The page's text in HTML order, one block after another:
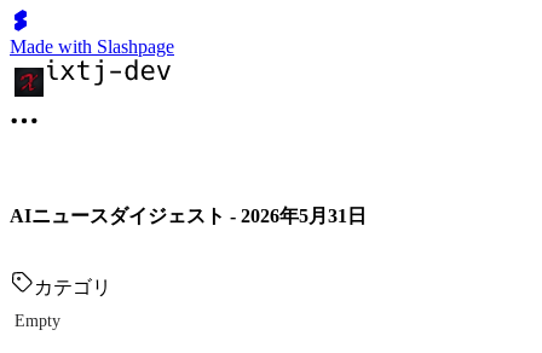
Made with Slashpage
AIニュースダイジェスト - 2026年5月31日
カテゴリ
Empty